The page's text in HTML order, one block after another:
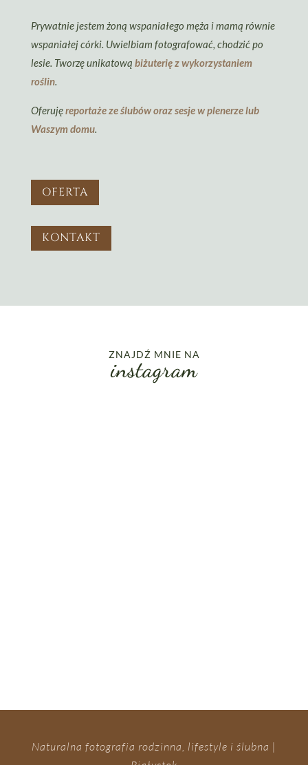
Prywatnie jestem żoną wspaniałego męża i mamą równie
wspaniałej córki. Uwielbiam fotografować, chodzić po
lesie. Tworzę unikatową biżuterię z wykorzystaniem
roślin.
Oferujęreportaże ze ślubów oraz sesje w plenerze lub
Waszym domu.
OFERTA
KONTAKT
ZNAJDŹ MNIE NA
instagram
Naturalna fotografia rodzinna, lifestyle i ślubna |